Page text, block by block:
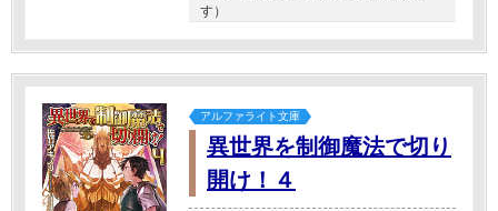
す）
アルファライト文庫
異世界を制御魔法で切り
開け！４